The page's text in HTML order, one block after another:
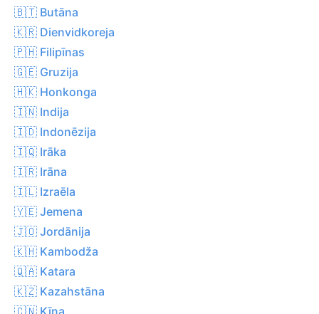
🇧🇹 Butāna
🇰🇷 Dienvidkoreja
🇵🇭 Filipīnas
🇬🇪 Gruzija
🇭🇰 Honkonga
🇮🇳 Indija
🇮🇩 Indonēzija
🇮🇶 Irāka
🇮🇷 Irāna
🇮🇱 Izraēla
🇾🇪 Jemena
🇯🇴 Jordānija
🇰🇭 Kambodža
🇶🇦 Katara
🇰🇿 Kazahstāna
🇨🇳 Ķīna